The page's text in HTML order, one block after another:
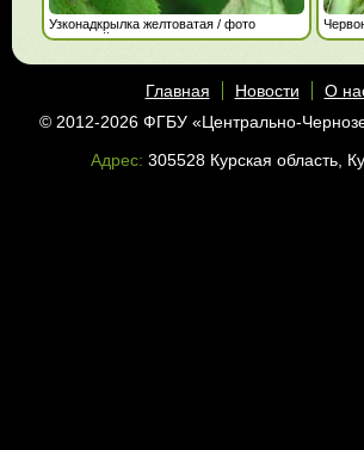
Узконадкрылка желтоватая / фото
Рыжковой Г.А.
Главная Новости О
© 2012-2026 ФГБУ «Центрально-
Адрес: 305528 Курская область,